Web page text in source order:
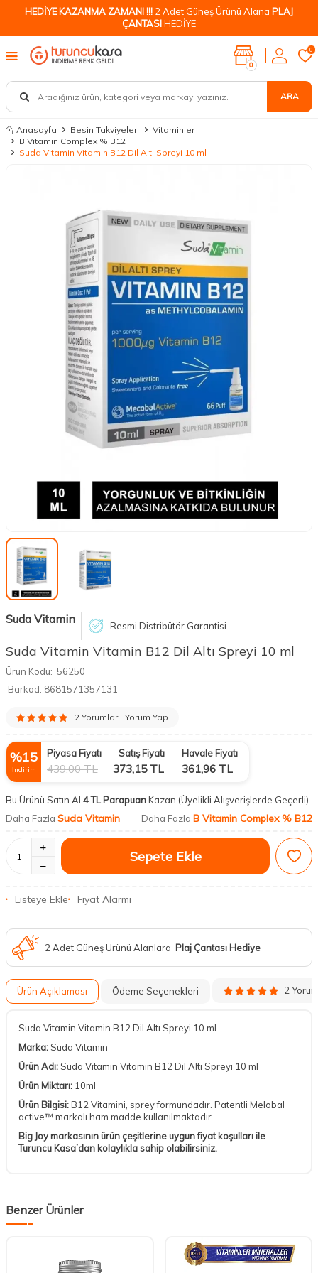
HEDİYE KAZANMA ZAMANI !!! 2 Adet Güneş Ürünü Alana PLAJ
ÇANTASIHEDİYE
ARA
0
0
Anasayfa Besin Takviyeleri
Vitaminler
B Vitamin Complex % B12
Suda Vitamin Vitamin B12 Dil Altı Spreyi 10 ml
Suda Vitamin Resmi Distribütör Garantisi
Suda Vitamin Vitamin B12 Dil Altı Spreyi 10 ml
Ürün Kodu: 56250
Barkod: 8681571357131
2 Yorumlar Yorum Yap
%15
İndirim
Piyasa Fiyatı
439,00TL
Satış Fiyatı
373,15TL
Havale Fiyatı
361,96 TL
Bu Ürünü Satın Al 4 TL ParapuanKazan (Üyelikli Alışverişlerde Geçerli)
Daha Fazla Suda Vitamin Daha Fazla B Vitamin Complex % B12
Sepete Ekle
Listeye Ekle Fiyat Alarmı
2 Adet Güneş Ürünü Alanlara Plaj Çantası Hediye
Ürün Açıklaması Ödeme Seçenekleri 2 Yorum
Suda Vitamin Vitamin B12 Dil Altı Spreyi 10 ml
Marka: Suda Vitamin
Ürün Adı: Suda Vitamin Vitamin B12 Dil Altı Spreyi 10 ml
Ürün Miktarı: 10ml
Ürün Bilgisi:B12 Vitamini, sprey formundadır. Patentli Melobal
active™ markalı ham madde kullanılmaktadır.
Big Joy markasının ürün çeşitlerine uygun fiyat koşulları ile
Turuncu Kasa’dan kolaylıkla sahip olabilirsiniz.
Benzer Ürünler